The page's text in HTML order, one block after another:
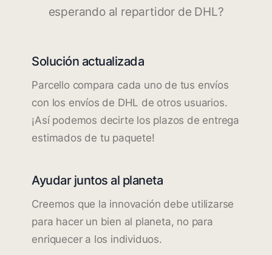
esperando al repartidor de DHL?
Solución actualizada
Parcello compara cada uno de tus envíos
con los envíos de DHL de otros usuarios.
¡Así podemos decirte los plazos de entrega
estimados de tu paquete!
Ayudar juntos al planeta
Creemos que la innovación debe utilizarse
para hacer un bien al planeta, no para
enriquecer a los individuos.